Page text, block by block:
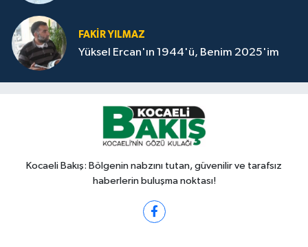
FAKİR YILMAZ
Yüksel Ercan'ın 1944'ü, Benim 2025'im
Kocaeli Bakış: Bölgenin nabzını tutan, güvenilir ve tarafsız
haberlerin buluşma noktası!